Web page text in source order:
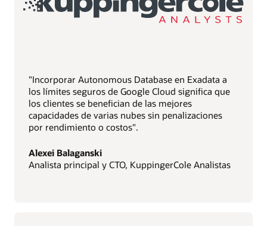
"Incorporar Autonomous Database en Exadata a
los límites seguros de Google Cloud significa que
los clientes se benefician de las mejores
capacidades de varias nubes sin penalizaciones
por rendimiento o costos".
Alexei Balaganski
Analista principal y CTO, KuppingerCole Analistas